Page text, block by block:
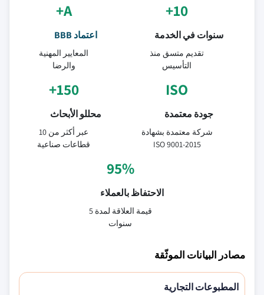
10+
سنوات في الخدمة
تقديم متسق منذ
التأسيس
A+
اعتماد BBB
المعايير المهنية
والرضا
ISO
جودة معتمدة
شركة معتمدة بشهادة
ISO 9001-2015
150+
محللو الأبحاث
عبر أكثر من 10
قطاعات صناعية
95%
الاحتفاظ بالعملاء
قيمة العلاقة لمدة 5
سنوات
مصادر البيانات الموثّقة
المطبوعات التجارية